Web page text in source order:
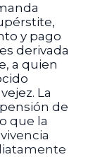
y pago
derivada
a quien
La
de
que la